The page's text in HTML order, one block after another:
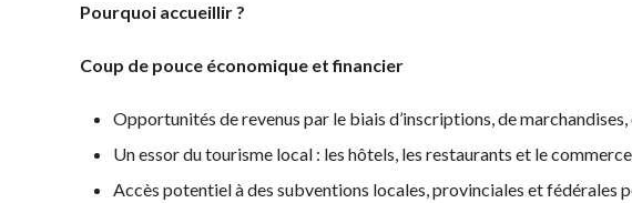
Règlements et
Journée nationale du
Pickleball
PC Scoop
Recherche de
Pourquoi accueillir ?
Coup de pouce économique et financier
Opportunités de revenus par le biais d’inscriptions, de
Un essor du tourisme local : les hôtels, les restaurants et le
Accès potentiel à des subventions locales, provinciales et fédérales